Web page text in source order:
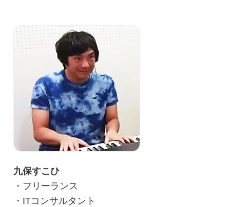
九保すこひ
・フリーランス
・ITコンサルタント